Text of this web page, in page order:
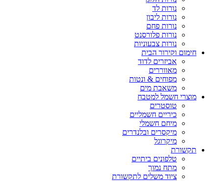
נורות לד
נורות ליבון
נורות פחם
נורות פלורסנט
נורות צבעוניות
חימום וקירור הבית
אביזרים לדוד
מאווררים
מפוחים & ונטות
משאבת מים
מוצרי חשמל למטבח
טוסטרים
כיריים חשמליים
מיחם חשמלי
מיקסרים ובלנדרים
מיקרוגל
תקשורת
טלפונים ביתיים
מתח נמוך
ציוד משלים לתקשורת